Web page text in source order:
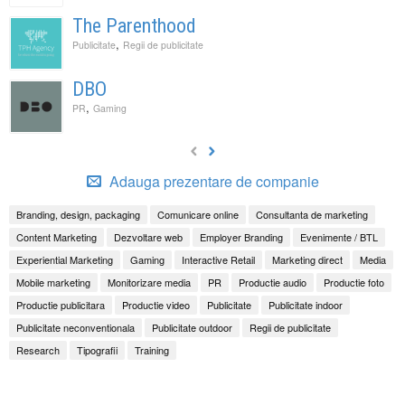
The Parenthood
Publicitate, Regii de publicitate
DBO
PR, Gaming
Adauga prezentare de companie
Branding, design, packaging Comunicare online
Consultanta de marketing
Content Marketing
Dezvoltare web Employer Branding
Evenimente / BTL
Experiential Marketing
Gaming Interactive Retail Marketing direct
Media
Mobile marketing
Monitorizare media PR Productie audio
Productie foto
Productie publicitara
Productie video Publicitate
Publicitate indoor
Publicitate neconventionala
Publicitate outdoor
Regii de publicitate
Research
Tipografii Training